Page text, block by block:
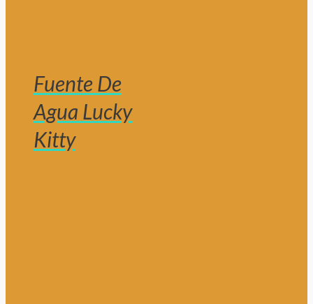
Fuente De
Agua Lucky
Kitty